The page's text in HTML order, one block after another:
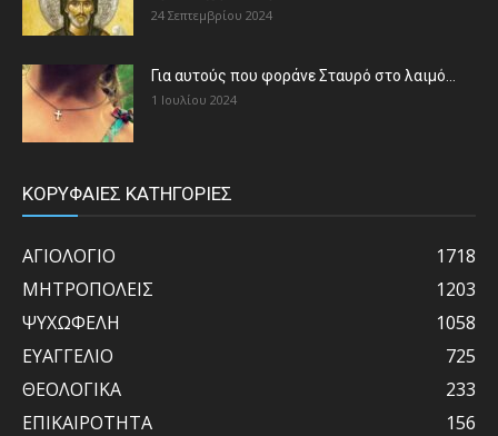
24 Σεπτεμβρίου 2024
Για αυτούς που φοράνε Σταυρό στο λαιμό…
1 Ιουλίου 2024
ΚΟΡΥΦΑΙΕΣ ΚΑΤΗΓΟΡΙΕΣ
ΑΓΙΟΛΟΓΙΟ
1718
ΜΗΤΡΟΠΟΛΕΙΣ
1203
ΨΥΧΩΦΕΛΗ
1058
ΕΥΑΓΓΕΛΙΟ
725
ΘΕΟΛΟΓΙΚΑ
233
ΕΠΙΚΑΙΡΟΤΗΤΑ
156